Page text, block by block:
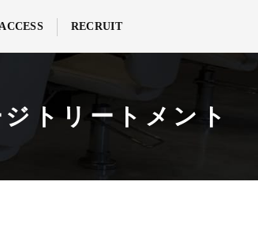
ACCESS RECRUIT
トリートメント